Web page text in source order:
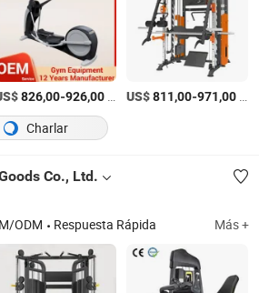
826,00-926,00/Pieza US$811,00-971,00
Charlar
Co., Ltd.
ODM Respuesta Rápida Más +